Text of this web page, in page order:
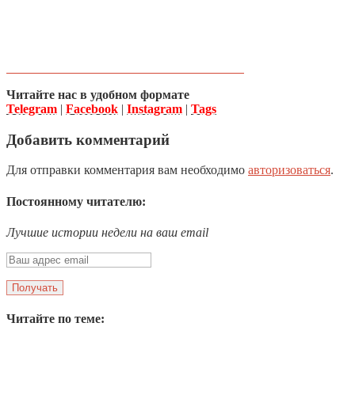
Читайте нас в удобном формате
Telegram | Facebook | Instagram | Tags
Добавить комментарий
Для отправки комментария вам необходимо авторизоваться.
Постоянному читателю:
Лучшие истории недели на ваш email
Читайте по теме: